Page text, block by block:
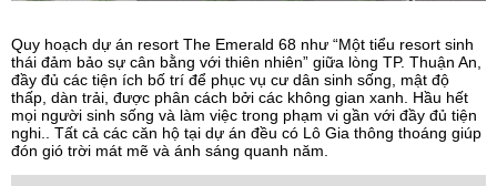
Quy hoạch dự án resort The Emerald 68 như “Một tiểu resort sinh
thái đảm bảo sự cân bằng với thiên nhiên” giữa lòng TP. Thuận An,
đầy đủ các tiện ích bố trí để phục vụ cư dân sinh sống, mật độ
thấp, dàn trải, được phân cách bởi các không gian xanh. Hầu hết
mọi người sinh sống và làm việc trong phạm vi gần với đầy đủ tiện
nghi.. Tất cả các căn hộ tại dự án đều có Lô Gia thông thoáng giúp
đón gió trời mát mẽ và ánh sáng quanh năm.